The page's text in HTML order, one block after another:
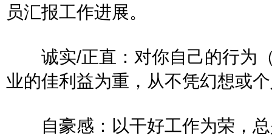
员汇报工作进展。
诚实/正直：对你自己的行为（
业的佳利益为重，从不凭幻想
自豪感：以干好工作为荣，总